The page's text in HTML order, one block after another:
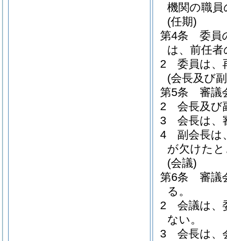
機関の職
(任期)
第4条
委員
は、前任
2
委員は、
(会長及び
第5条
審議
2
会長及び
3
会長は、
4
副会長は
が欠けた
(会議)
第6条
審議
る。
2
会議は、
ない。
3
会長は、